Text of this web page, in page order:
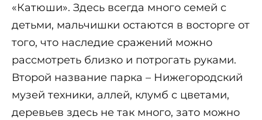
«Катюши». Здесь всегда много семей с
детьми, мальчишки остаются в восторге от
того, что наследие сражений можно
рассмотреть близко и потрогать руками.
Второй название парка – Нижегородский
музей техники, аллей, клумб с цветами,
деревьев здесь не так много, зато можно